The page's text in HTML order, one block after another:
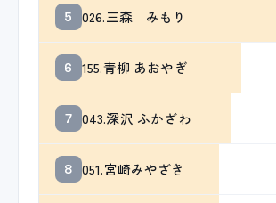
5 026.三森 みもり
6 155.青柳 あおやぎ
7 043.深沢 ふかざわ
8 051.宮崎みやざき